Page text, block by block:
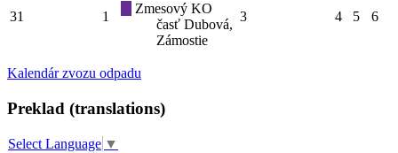
31 1
Zmesový KO
časť Dubová,
Zámostie
3 4 5 6
Kalendár zvozu odpadu
Preklad (translations)
Select Language ▼